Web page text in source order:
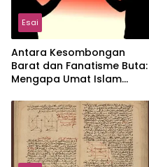
Esai
Antara Kesombongan
Barat dan Fanatisme Buta:
Mengapa Umat Islam